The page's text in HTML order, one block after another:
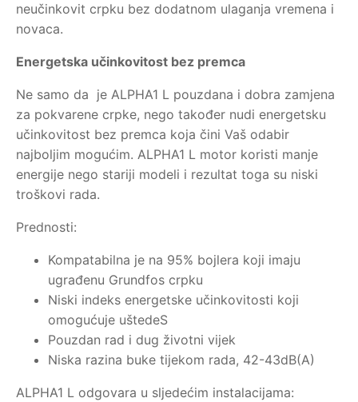
neučinkovit crpku bez dodatnom ulaganja vremena i
novaca.
Energetska učinkovitost bez premca
Ne samo da je ALPHA1 L pouzdana i dobra zamjena
za pokvarene crpke, nego također nudi energetsku
učinkovitost bez premca koja čini Vaš odabir
najboljim mogućim. ALPHA1 L motor koristi manje
energije nego stariji modeli i rezultat toga su niski
troškovi rada.
Prednosti:
Kompatabilna je na 95% bojlera koji imaju
ugrađenu Grundfos crpku
Niski indeks energetske učinkovitosti koji
omogućuje uštedeS
Pouzdan rad i dug životni vijek
Niska razina buke tijekom rada, 42-43dB(A)
ALPHA1 L odgovara u sljedećim instalacijama: